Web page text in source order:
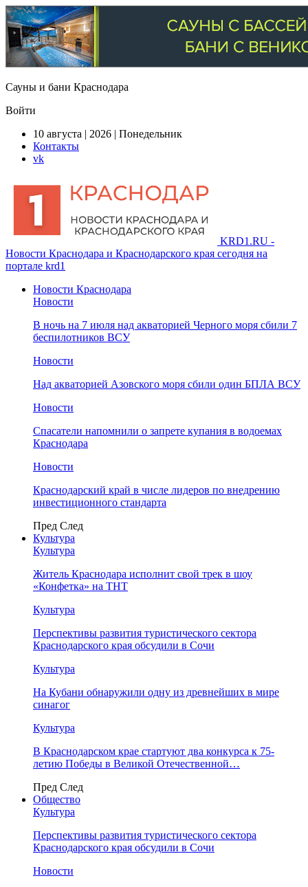
Сауны и бани Краснодара
Войти
10 августа | 2026 | Понедельник
Контакты
vk
KRD1.RU -
Новости Краснодара и Краснодарского края сегодня на
портале krd1
Новости Краснодара
Новости
В ночь на 7 июля над акваторией Черного моря сбили 7
беспилотников ВСУ
Новости
Над акваторией Азовского моря сбили один БПЛА ВСУ
Новости
Спасатели напомнили о запрете купания в водоемах
Краснодара
Новости
Краснодарский край в числе лидеров по внедрению
инвестиционного стандарта
Пред След
Культура
Культура
Житель Краснодара исполнит свой трек в шоу
«Конфетка» на ТНТ
Культура
Перспективы развития туристического сектора
Краснодарского края обсудили в Сочи
Культура
На Кубани обнаружили одну из древнейших в мире
синагог
Культура
В Краснодарском крае стартуют два конкурса к 75-
летию Победы в Великой Отечественной…
Пред След
Общество
Культура
Перспективы развития туристического сектора
Краснодарского края обсудили в Сочи
Новости